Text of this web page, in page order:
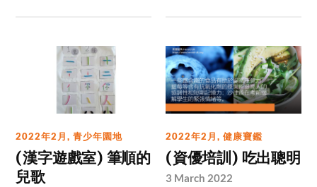
2022年2月,青少年園地
(漢字遊戲室) 筆順的
兒歌
2022年2月,健康寶鑑
(資優培訓) 吃出聰明
3 March 2022